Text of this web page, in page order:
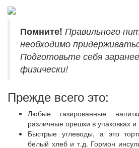
Помните! Правильного
необходимо
Подготовьте себя
физически!
Прежде всего это:
Любые газированные
различные орешки в упаковках и
Быстрые углеводы, а это
белый хлеб и т.д. Гормон